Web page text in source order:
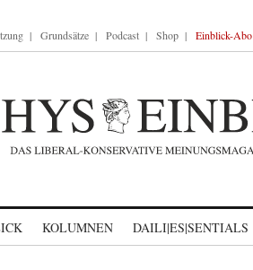
Grundsätze Podcast Shop Einblick-Abo
KOLUMNEN DAILI|ES|SENTIALS